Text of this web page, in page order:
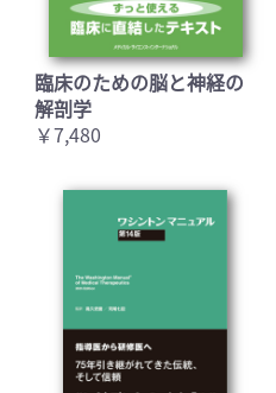
臨床のための脳と神経の
解剖学
￥7,480